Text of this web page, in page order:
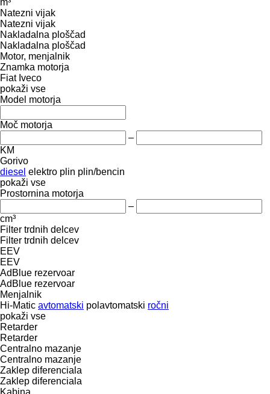
Natezni vijak
Natezni vijak
Nakladalna ploščad
Nakladalna ploščad
Motor, menjalnik
Znamka motorja
Fiat Iveco
pokaži vse
Model motorja
Moč motorja
–
KM
Gorivo
diesel elektro plin plin/bencin
pokaži vse
Prostornina motorja
–
cm³
Filter trdnih delcev
Filter trdnih delcev
EEV
EEV
AdBlue rezervoar
AdBlue rezervoar
Menjalnik
Hi-Matic avtomatski polavtomatski ročni
pokaži vse
Retarder
Retarder
Centralno mazanje
Centralno mazanje
Zaklep diferenciala
Zaklep diferenciala
Kabina